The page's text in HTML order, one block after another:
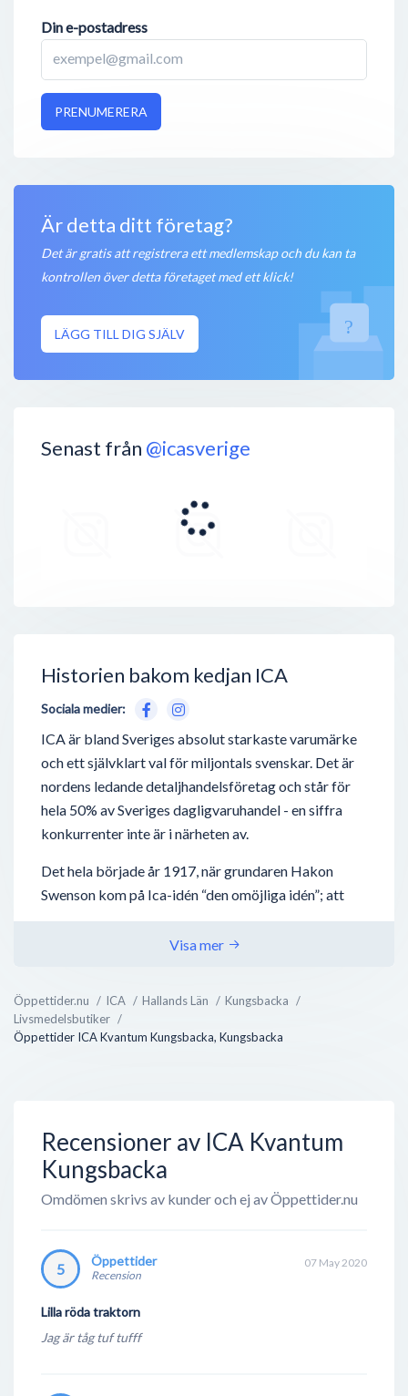
Öppettider.nu ICA Hallands Län
Kungsbacka
Livsmedelsbutiker
Öppettider ICA Kvantum Kungsbacka, Kungsbacka
Din e-postadress
PRENUMERERA
Är detta ditt företag?
Det är gratis att registrera ett medlemskap och du kan ta
kontrollen över detta företaget med ett klick!
LÄGG TILL DIG SJÄLV
Senast från @icasverige
Historien bakom kedjan ICA
Sociala medier:
ICA är bland Sveriges absolut starkaste varumärke
och ett självklart val för miljontals svenskar. Det är
nordens ledande detaljhandelsföretag och står för
hela 50% av Sveriges dagligvaruhandel - en siffra
konkurrenter inte är i närheten av.
Det hela började år 1917, när grundaren Hakon
Swenson kom på Ica-idén “den omöjliga idén”; att
låta småhandlare fortsätta med deras verksamheter
- men ta nytta av vad en stor verksamhet kan bidra
handlarägda grossistföretag bildades
Inköpscentralernas Aktiebolag (ICA) 1939 och har
Visa mer
Recensioner av ICA Kvantum
Kungsbacka
Omdömen skrivs av kunder och ej av Öppettider.nu
5 Öppettider
Recension
Lilla röda traktorn
07 May 2020
Jag är tåg tuf tufff